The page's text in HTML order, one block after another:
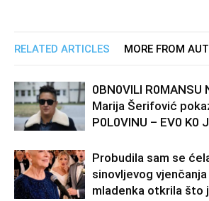
RELATED ARTICLES MORE FROM
0BN0VlLl R0MANSU
Marija Šerifović
P0L0VINU – EV0 K0
Probudila sam se
sinovljevog
mladenka otkrila što